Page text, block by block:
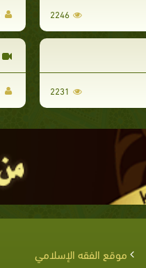
2246
2231
موقع الفقه الإسلامي